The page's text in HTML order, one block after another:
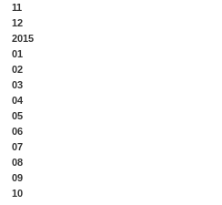
11
12
2015
01
02
03
04
05
06
07
08
09
10